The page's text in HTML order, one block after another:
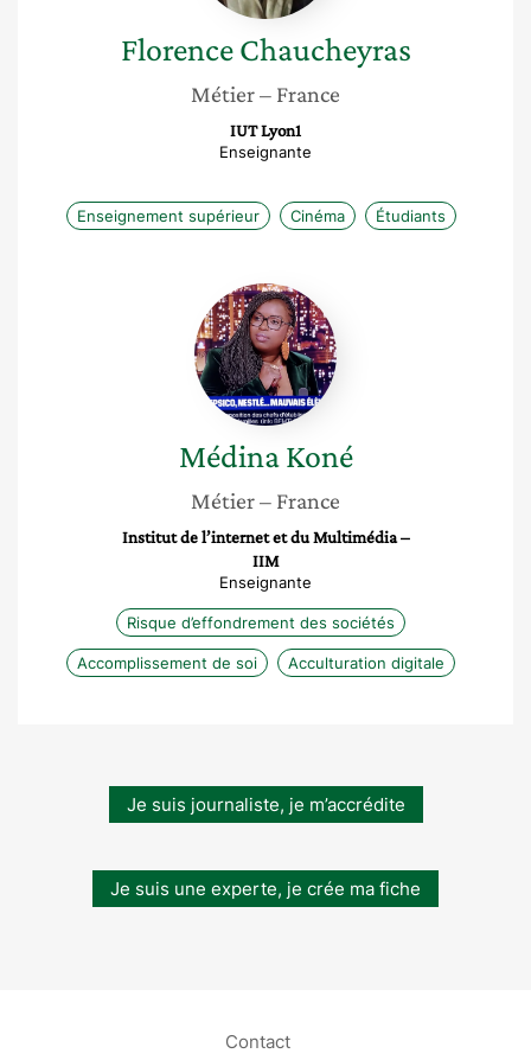
Florence Chaucheyras
Métier– France
IUT Lyon1
Enseignante
Enseignement supérieur Cinéma Étudiants
Médina
Koné
Médina Koné
Métier– France
Institut de l’internet et du Multimédia –
IIM
Enseignante
Risque d’effondrement des sociétés
Accomplissement de soi Acculturation digitale
Je suis journaliste, je m’accrédite
Je suis une experte, je crée ma fiche
Contact